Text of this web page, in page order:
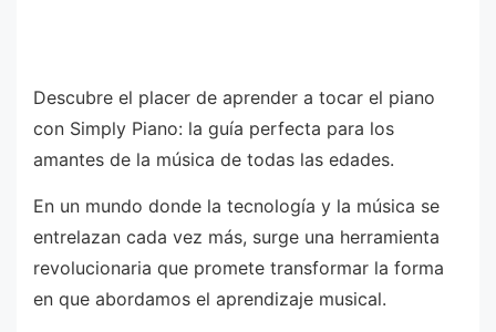
Descubre el placer de aprender a tocar el piano
con Simply Piano: la guía perfecta para los
amantes de la música de todas las edades.
En un mundo donde la tecnología y la música se
entrelazan cada vez más, surge una herramienta
revolucionaria que promete transformar la forma
en que abordamos el aprendizaje musical.